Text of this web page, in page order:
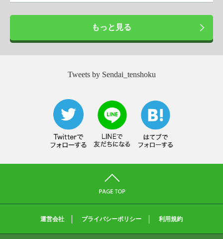
もっと見る
Tweets by Sendai_tenshoku
運営会社 プライバシーポリシー 利用規約